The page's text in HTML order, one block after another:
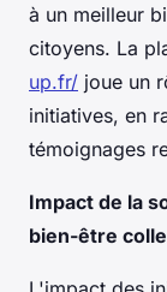
à un meilleur
citoyens. La
up.fr/ joue un
initiatives, en
témoignages
Impact de la
bien-être